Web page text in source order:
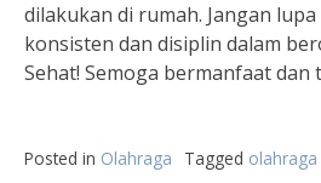
dilakukan di rumah. Jangan
konsisten dan disiplin dalam
Sehat! Semoga bermanfaat dan
Posted in Olahraga Tagged